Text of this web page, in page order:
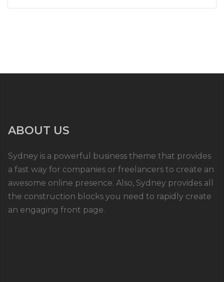
ABOUT US
Sydney is a powerful business theme that provides
a fast way for companies or freelancers to create an
awesome online presence. Also, Sydney provides all
the construction blocks you need to rapidly create
an engaging front page.